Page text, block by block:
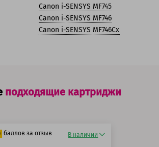
Canon i-SENSYS MF745
Canon i-SENSYS MF746
Canon i-SENSYS MF746Cx
подходящие картриджи
баллов за отзыв В наличии